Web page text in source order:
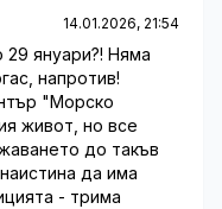
14.01.2026, 21:54
януари?! Няма
напротив!
"Морско
живот, но все
до такъв
да има
- трима